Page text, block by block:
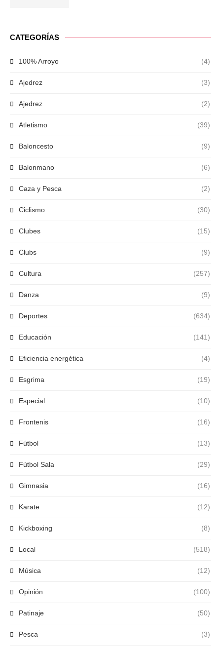
CATEGORÍAS
100% Arroyo (4)
Ajedrez (3)
Ajedrez (2)
Atletismo (39)
Baloncesto (9)
Balonmano (6)
Caza y Pesca (2)
Ciclismo (30)
Clubes (15)
Clubs (9)
Cultura (257)
Danza (9)
Deportes (634)
Educación (141)
Eficiencia energética (4)
Esgrima (19)
Especial (10)
Frontenis (16)
Fútbol (13)
Fútbol Sala (29)
Gimnasia (16)
Karate (12)
Kickboxing (8)
Local (518)
Música (12)
Opinión (100)
Patinaje (50)
Pesca (3)